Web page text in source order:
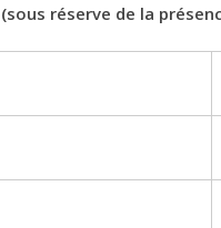
(sous réserve de la